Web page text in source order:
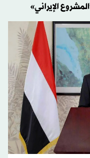
الإيراني»